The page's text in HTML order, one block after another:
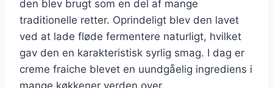
den blev brugt som en del af mange
traditionelle retter. Oprindeligt blev den lavet
ved at lade fløde fermentere naturligt, hvilket
gav den en karakteristisk syrlig smag. I dag er
creme fraiche blevet en uundgåelig ingrediens i
mange køkkener verden over.